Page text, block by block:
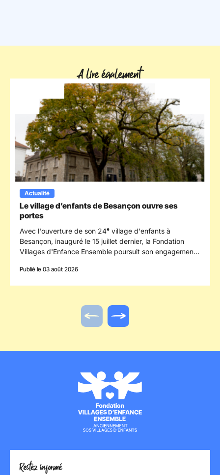
A lire également
Actualité
Le village d’enfants de Besançon ouvre ses
portes
Avec l'ouverture de son 24ᵉ village d'enfants à
Besançon, inauguré le 15 juillet dernier, la Fondation
Villages d'Enfance Ensemble poursuit son engagement
l'enfance en s'implantant dans le département du
Publié le 03 août 2026
Actualité précédente
Actualité suivante
Restez informé